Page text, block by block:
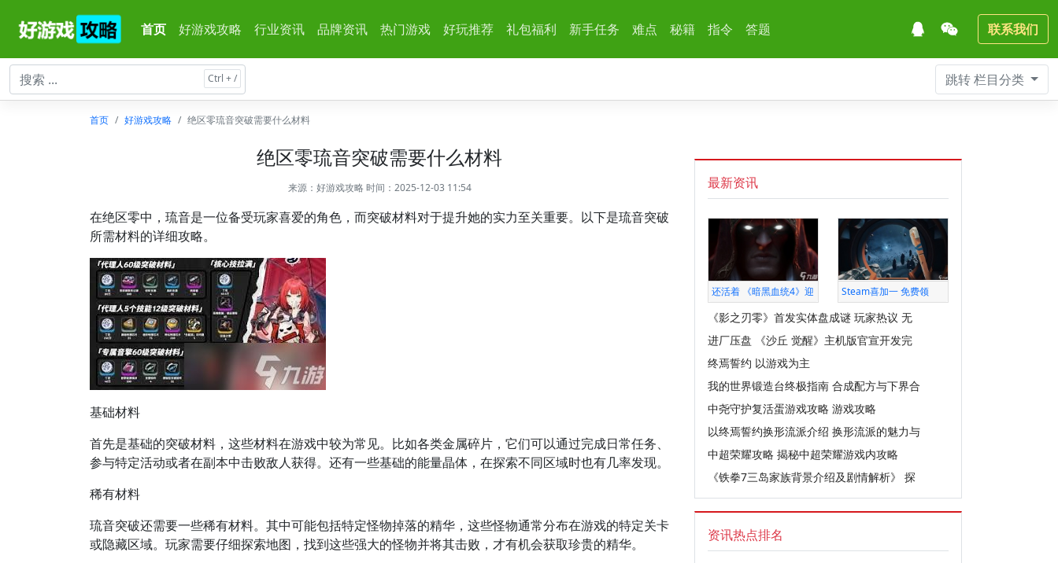
首页 好游戏攻略 行业资讯 品牌资讯 热门游戏 好玩推荐 礼包福利 新手任务 难点 秘籍 指令 答题 联系我们
跳转栏目分类
首页 好游戏攻略 绝区零琉音突破需要什么材料
绝区零琉音突破需要什么材料
来源： 好游戏攻略时间：2025-12-03 11:54
在绝区零中，琉音是一位备受玩家喜爱的角色，而突破材料对于提升她的实力至关重要。以下是琉音突破
所需材料的详细攻略。
基础材料
首先是基础的突破材料，这些材料在游戏中较为常见。比如各类金属碎片，它们可以通过完成日常任务、
参与特定活动或者在副本中击败敌人获得。还有一些基础的能量晶体，在探索不同区域时也有几率发现。
稀有材料
琉音突破还需要一些稀有材料。其中可能包括特定怪物掉落的精华，这些怪物通常分布在游戏的特定关卡
或隐藏区域。玩家需要仔细探索地图，找到这些强大的怪物并将其击败，才有机会获取珍贵的精华。
最新资讯
还活着 《暗黑血统4》迎 Steam喜加一 免费领
《影之刃零》首发实体盘成谜 玩家热议 无
进厂压盘 《沙丘 觉醒》主机版官宣开发完
终焉誓约 以游戏为主
我的世界锻造台终极指南 合成配方与下界合
中尧守护复活蛋游戏攻略 游戏攻略
以终焉誓约换形流派介绍 换形流派的魅力与
中超荣耀攻略 揭秘中超荣耀游戏内攻略
《铁拳7三岛家族背景介绍及剧情解析》 探
资讯热点排名